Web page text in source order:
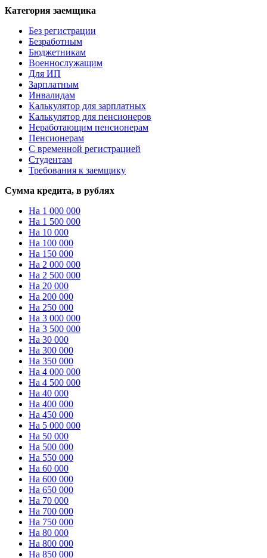
Категория заемщика
Без регистрации
Безработным
Бюджетникам
Военнослужащим
Для ИП
Зарплатным
Инвалидам
Калькулятор для зарплатных
Калькулятор для пенсионеров
Неработающим пенсионерам
Пенсионерам
С временной регистрацией
Студентам
Требования к заемщику
Сумма кредита, в рублях
На 1 000 000
На 1 500 000
На 10 000
На 100 000
На 150 000
На 2 000 000
На 2 500 000
На 20 000
На 200 000
На 250 000
На 3 000 000
На 3 500 000
На 30 000
На 300 000
На 350 000
На 4 000 000
На 4 500 000
На 40 000
На 400 000
На 450 000
На 5 000 000
На 50 000
На 500 000
На 550 000
На 60 000
На 600 000
На 650 000
На 70 000
На 700 000
На 750 000
На 80 000
На 800 000
На 850 000